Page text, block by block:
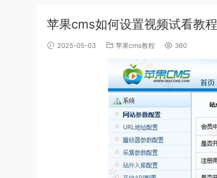
苹果cms如何设置视频试看教程
2025-05-03 苹果cms教程 360